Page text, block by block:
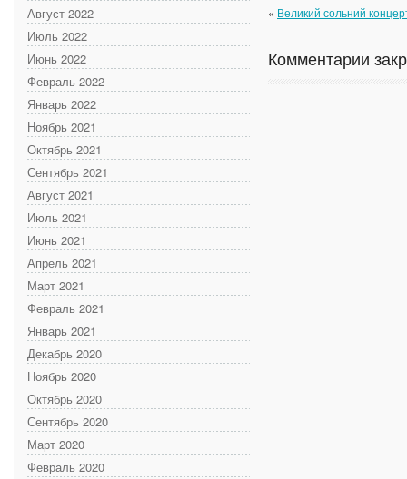
Август 2022
Июль 2022
Июнь 2022
Февраль 2022
Январь 2022
Ноябрь 2021
Октябрь 2021
Сентябрь 2021
Август 2021
Июль 2021
Июнь 2021
Апрель 2021
Март 2021
Февраль 2021
Январь 2021
Декабрь 2020
Ноябрь 2020
Октябрь 2020
Сентябрь 2020
Март 2020
Февраль 2020
« Великий сольний
Комментарии